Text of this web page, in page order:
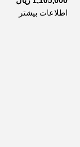
اطلاعات بیشتر